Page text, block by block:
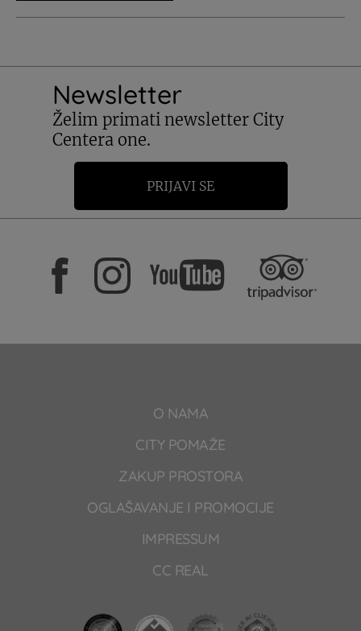
Newsletter
Želim primati newsletter City
Centera one.
PRIJAVI SE
O NAMA
CITY POMAŽE
ZAKUP PROSTORA
OGLAŠAVANJE I PROMOCIJE
IMPRESSUM
CC REAL